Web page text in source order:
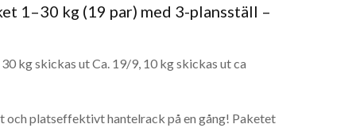
1–30 kg (19 par) med 3-plansställ –
kg skickas ut Ca. 19/9, 10 kg skickas ut ca
och plats­effektivt hantel­rack på en gång! Paketet